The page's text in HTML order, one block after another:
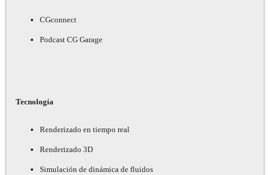
CGconnect
Podcast CG Garage
Tecnología
Renderizado en tiempo real
Renderizado 3D
Simulación de dinámica de fluidos